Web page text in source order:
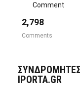
Comment
2,798
Comments
IPORTA.GR